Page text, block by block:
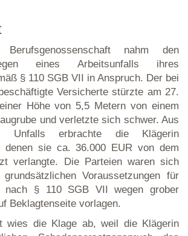
nahm den
eines Arbeitsunfalls ihres
§ 110 SGB VII in Anspruch. Der bei
Versicherte stürzte am 27.
Höhe von 5,5 Metern von einem
und verletzte sich schwer. Aus
Unfalls erbrachte die Klägerin
denen sie ca. 36.000 EUR von dem
verlangte. Die Parteien waren sich
Voraussetzungen für
nach § 110 SGB VII wegen grober
Beklagtenseite vorlagen.
wies die Klage ab, weil die Klägerin